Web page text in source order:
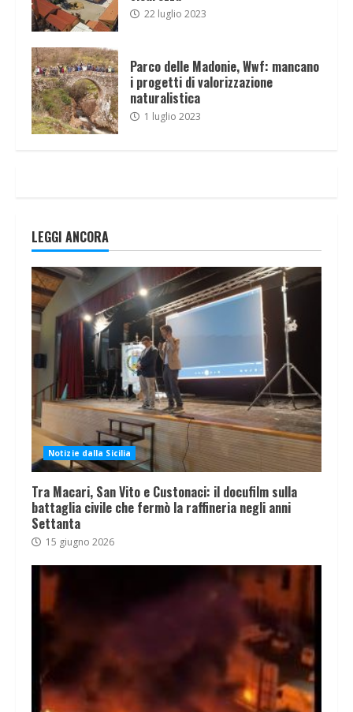
22 luglio 2023
Parco delle Madonie, Wwf: mancano
i progetti di valorizzazione
naturalistica
1 luglio 2023
LEGGI ANCORA
Notizie dalla Sicilia
Tra Macari, San Vito e Custonaci: il docufilm sulla
battaglia civile che fermò la raffineria negli anni
Settanta
15 giugno 2026